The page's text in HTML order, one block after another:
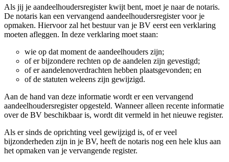
Als jij je aandeelhoudersregister kwijt bent, moet je naar de notaris.
De notaris kan een vervangend aandeelhoudersregister voor je
opmaken. Hiervoor zal het bestuur van je BV eerst een verklaring
moeten afleggen. In deze verklaring moet staan:
wie op dat moment de aandeelhouders zijn;
of er bijzondere rechten op de aandelen zijn gevestigd;
of er aandelenoverdrachten hebben plaatsgevonden; en
of de statuten weleens zijn gewijzigd.
Aan de hand van deze informatie wordt er een vervangend
aandeelhoudersregister opgesteld. Wanneer alleen recente informatie
over de BV beschikbaar is, wordt dit vermeld in het nieuwe register.
Als er sinds de oprichting veel gewijzigd is, of er veel
bijzonderheden zijn in je BV, heeft de notaris nog een hele klus aan
het opmaken van je vervangende register.